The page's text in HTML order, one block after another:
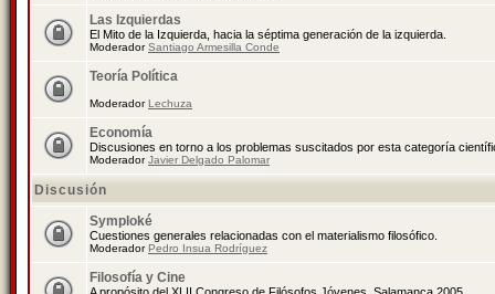
Las Izquierdas
El Mito de la Izquierda, hacia la séptima generación de la izquierda.
ModeradorSantiago Armesilla Conde
Teoría Política
ModeradorLechuza
Economía
Discusiones en torno a los problemas suscitados por esta categoría
ModeradorJavier Delgado Palomar
Discusión
Symploké
Cuestiones generales relacionadas con el materialismo filosófico.
ModeradorPedro Insua Rodríguez
Filosofía y Cine